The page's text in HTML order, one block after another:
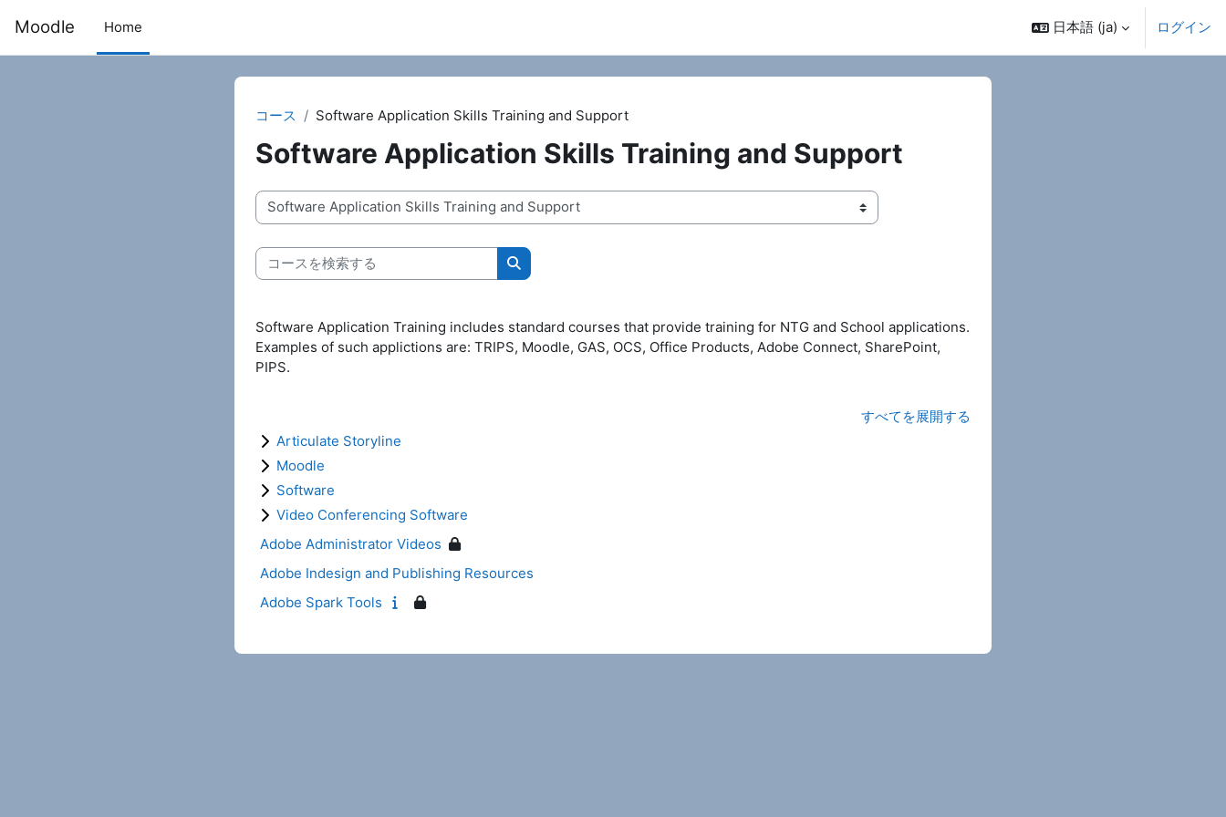
Moodle Home 日本語 ‎(ja)‎ ログイン
コース Software Application Skills Training and Support
Software Application Skills Training and Support
コースカテゴリ
コースを検索する
コースを検索する
Software Application Training includes standard courses that provide training for NTG and School applications.
Examples of such applictions are: TRIPS, Moodle, GAS, OCS, Office Products, Adobe Connect, SharePoint,
PIPS.
すべてを展開する
Articulate Storyline
Moodle
Software
Video Conferencing Software
Adobe Administrator Videos
Adobe Indesign and Publishing Resources
Adobe Spark Tools